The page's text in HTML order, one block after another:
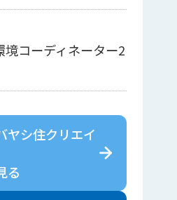
コーディネーター2
シ住クリエイ
る